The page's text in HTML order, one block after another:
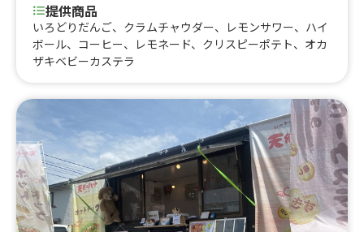
提供商品
いろどりだんご、クラムチャウダー、レモンサワー、ハイ
ボール、コーヒー、レモネード、クリスピーポテト、オカ
ザキベビーカステラ